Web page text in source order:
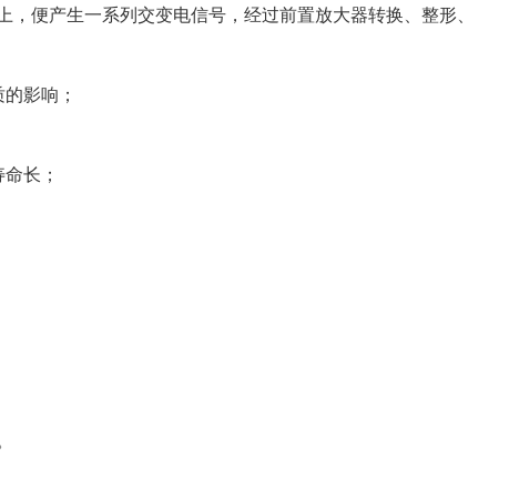
便产生一系列交变电信号，经过前置放大器转换、整形、
影响；
长；